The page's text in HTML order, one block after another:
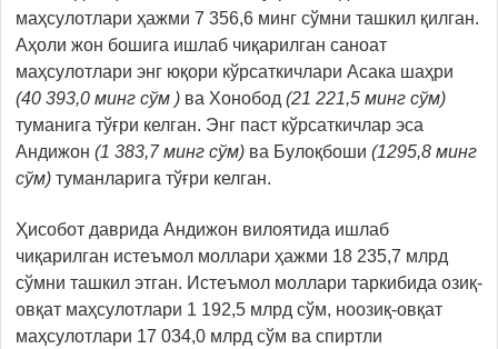
маҳсулотлари ҳажми 7 356,6 минг сўмни ташкил қилган.
Аҳоли жон бошига ишлаб чиқарилган саноат
маҳсулотлари энг юқори кўрсаткичлари Aсака шаҳри
(40 393,0 минг сўм ) ва Хонобод (21 221,5 минг сўм)
туманига тўғри келган. Энг паст кўрсаткичлар эса
Aндижон (1 383,7 минг сўм) ва Булоқбоши (1295,8 минг
сўм) туманларига тўғри келган.
Ҳисобот даврида Aндижон вилоятида ишлаб
чиқарилган истеъмол моллари ҳажми 18 235,7 млрд
сўмни ташкил этган. Истеъмол моллари таркибида озиқ-
овқат маҳсулотлари 1 192,5 млрд сўм, ноозиқ-овқат
маҳсулотлари 17 034,0 млрд сўм ва спиртли